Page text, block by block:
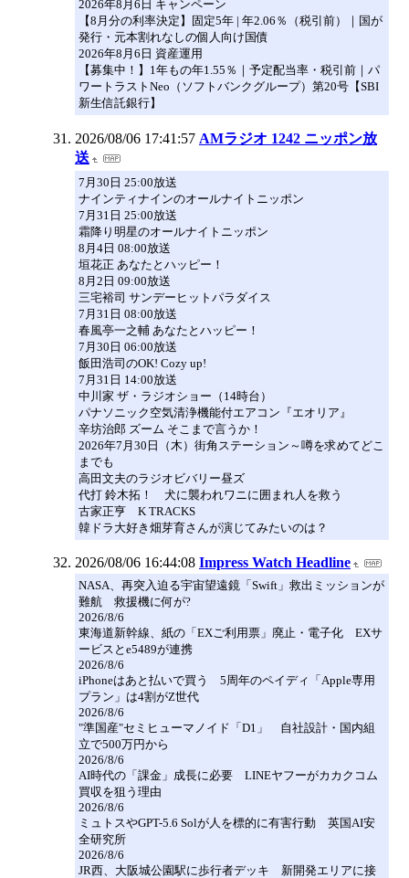
2026年8月6日 キャンペーン
【8月分の利率決定】固定5年 | 年2.06％（税引前）｜国が
発行・元本割れなしの個人向け国債
2026年8月6日 資産運用
【募集中！】1年もの年1.55％｜予定配当率・税引前｜パ
ワートラストNeo（ソフトバンクグループ）第20号【SBI
新生信託銀行】
2026/08/06 17:41:57 AMラジオ 1242 ニッポン放
送
7月30日 25:00放送
ナインティナインのオールナイトニッポン
7月31日 25:00放送
霜降り明星のオールナイトニッポン
8月4日 08:00放送
垣花正 あなたとハッピー！
8月2日 09:00放送
三宅裕司 サンデーヒットパラダイス
7月31日 08:00放送
春風亭一之輔 あなたとハッピー！
7月30日 06:00放送
飯田浩司のOK! Cozy up!
7月31日 14:00放送
中川家 ザ・ラジオショー（14時台）
パナソニック空気清浄機能付エアコン『エオリア』
辛坊治郎 ズーム そこまで言うか！
2026年7月30日（木）街角ステーション～噂を求めてどこ
までも
高田文夫のラジオビバリー昼ズ
代打 鈴木拓！ 犬に襲われワニに囲まれ人を救う
古家正亨 K TRACKS
韓ドラ大好き畑芽育さんが演じてみたいのは？
2026/08/06 16:44:08 Impress Watch Headline
NASA、再突入迫る宇宙望遠鏡「Swift」救出ミッションが
難航 救援機に何が?
2026/8/6
東海道新幹線、紙の「EXご利用票」廃止・電子化 EXサ
ービスとe5489が連携
2026/8/6
iPhoneはあと払いで買う 5周年のペイディ「Apple専用
プラン」は4割がZ世代
2026/8/6
"準国産"セミヒューマノイド「D1」 自社設計・国内組
立で500万円から
2026/8/6
AI時代の「課金」成長に必要 LINEヤフーがカカクコム
買収を狙う理由
2026/8/6
ミュトスやGPT-5.6 Solが人を標的に有害行動 英国AI安
全研究所
2026/8/6
JR西、大阪城公園駅に歩行者デッキ 新開発エリアに接